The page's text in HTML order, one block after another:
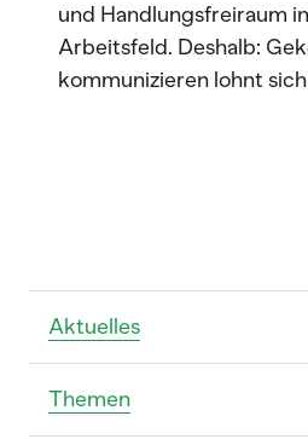
Aktuelles
Themen
und Handlungsfreiraum
Arbeitsfeld. Deshalb:
kommunizieren lohnt